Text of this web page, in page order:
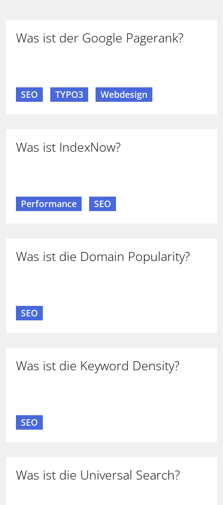
Was ist der Google Pagerank?
SEO TYPO3 Webdesign
Was ist IndexNow?
Performance SEO
Was ist die Domain Popularity?
SEO
Was ist die Keyword Density?
SEO
Was ist die Universal Search?